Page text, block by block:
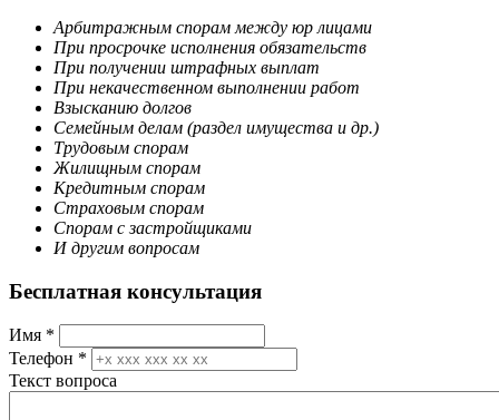
Арбитражным спорам между юр лицами
При просрочке исполнения обязательств
При получении штрафных выплат
При некачественном выполнении работ
Взысканию долгов
Семейным делам (раздел имущества и др.)
Трудовым спорам
Жилищным спорам
Кредитным спорам
Страховым спорам
Спорам с застройщиками
И другим вопросам
Бесплатная консультация
Имя *
Телефон *
Текст вопроса